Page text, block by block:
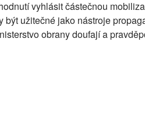
vyhlásit částečnou
být užitečné jako nástroje
obrany doufají a